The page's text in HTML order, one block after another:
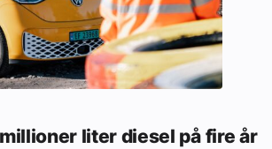
liter diesel på fire år